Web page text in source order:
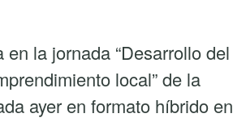
la jornada “Desarrollo del
local” de la
ayer en formato híbrido en